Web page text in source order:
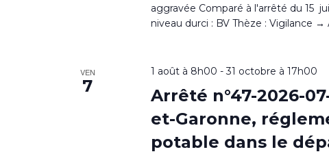
aggravée Comparé à l'arrêté du 15
niveau durci : BV Thèze : Vigilance →
VEN
7
1 août à 8h00 -31 octobre à 17h00
Arrêté n°47-2026-
et-Garonne,
potable dans le